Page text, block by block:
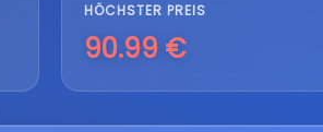
HÖCHSTER PREIS
90.99 €